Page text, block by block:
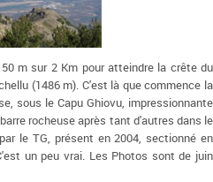
m sur 2 Km pour atteindre la crête du
(1486 m). C'est là que commence la
sous le Capu Ghiovu, impressionnante
rocheuse après tant d'autres dans le
le TG, présent en 2004, sectionné en
un peu vrai. Les Photos sont de juin